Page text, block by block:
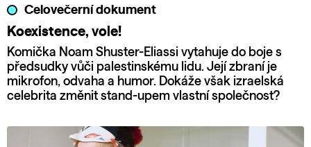
Celovečerní dokument
Koexistence, vole!
Komička Noam Shuster-Eliassi vytahuje do boje s
předsudky vůči palestinskému lidu. Její zbraní je
mikrofon, odvaha a humor. Dokáže však izraelská
celebrita změnit stand-upem vlastní společnost?